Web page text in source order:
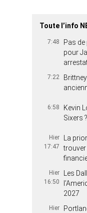
Toute l’info
7:48
Pas
pour
7:22
6:58
Kevin
Sixers ?
Hier
17:47
La
Hier
16:50
Les
2027
Hier